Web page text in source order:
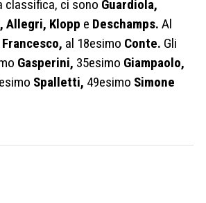
classifica, ci sono Guardiola,
Allegri, Klopp e Deschamps. Al
Francesco, al 18esimo Conte. Gli
Gasperini, 35esimo Giampaolo,
Spalletti, 49esimo Simone